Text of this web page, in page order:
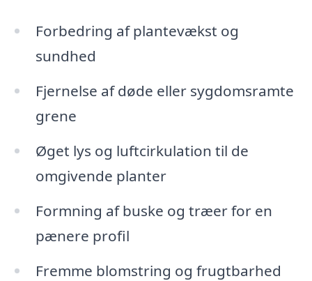
Forbedring af plantevækst og
sundhed
Fjernelse af døde eller sygdomsramte
grene
Øget lys og luftcirkulation til de
omgivende planter
Formning af buske og træer for en
pænere profil
Fremme blomstring og frugtbarhed